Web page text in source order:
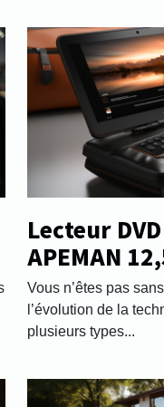
Lecteur
APEMAN
savoir ?
Vous n’êtes pas
l’évolution de la
plusieurs types...